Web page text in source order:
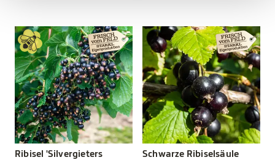
Ribisel 'Silvergieters
Schwarze Ribiselsäule